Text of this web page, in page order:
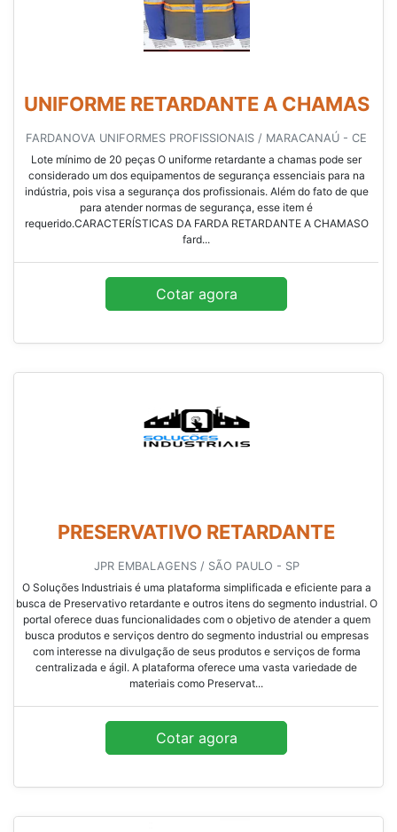
UNIFORME RETARDANTE A CHAMAS
FARDANOVA UNIFORMES PROFISSIONAIS / MARACANAÚ - CE
Lote mínimo de 20 peças O uniforme retardante a chamas pode ser
considerado um dos equipamentos de segurança essenciais para na
indústria, pois visa a segurança dos profissionais. Além do fato de que
para atender normas de segurança, esse item é
requerido.CARACTERÍSTICAS DA FARDA RETARDANTE A CHAMASO
fard...
Cotar agora
PRESERVATIVO RETARDANTE
JPR EMBALAGENS / SÃO PAULO - SP
O Soluções Industriais é uma plataforma simplificada e eficiente para a
busca de Preservativo retardante e outros itens do segmento industrial. O
portal oferece duas funcionalidades com o objetivo de atender a quem
busca produtos e serviços dentro do segmento industrial ou empresas
com interesse na divulgação de seus produtos e serviços de forma
centralizada e ágil. A plataforma oferece uma vasta variedade de
materiais como Preservat...
Cotar agora